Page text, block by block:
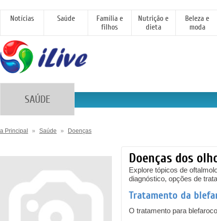
Notícias Saúde
Família e
filhos
Nutrição e
dieta
Beleza e
moda
SAÚDE
a Principal » Saúde » Doenças
Doenças dos
Explore tópicos de
diagnóstico, opções de
Tratamento da
O tratamento para